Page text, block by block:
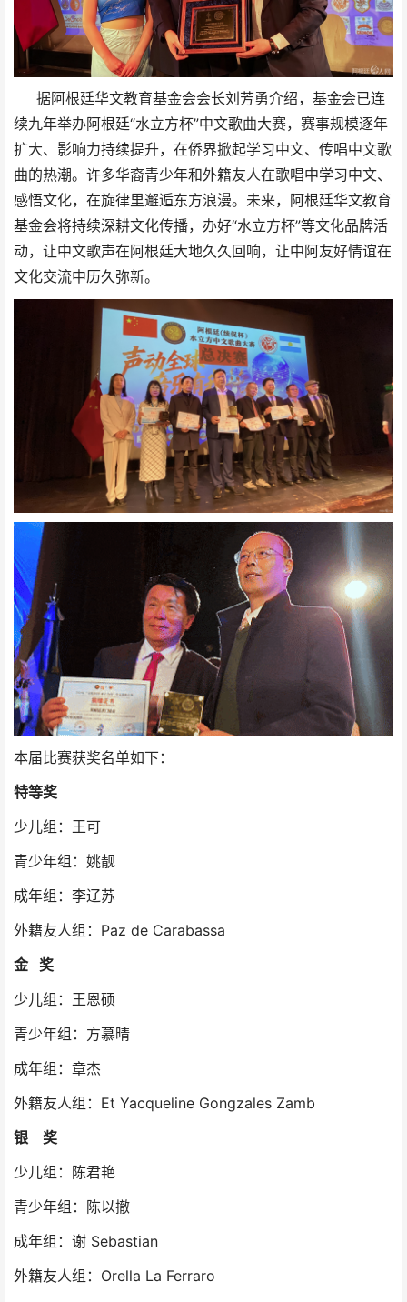
据阿根廷华文教育基金会会长刘芳勇介绍，基金会已连
续九年举办阿根廷“水立方杯”中文歌曲大赛，赛事规模逐年
扩大、影响力持续提升，在侨界掀起学习中文、传唱中文歌
曲的热潮。许多华裔青少年和外籍友人在歌唱中学习中文、
感悟文化，在旋律里邂逅东方浪漫。未来，阿根廷华文教育
基金会将持续深耕文化传播，办好“水立方杯”等文化品牌活
动，让中文歌声在阿根廷大地久久回响，让中阿友好情谊在
文化交流中历久弥新。
本届比赛获奖名单如下：
特等奖
少儿组：王可
青少年组：姚靓
成年组：李辽苏
外籍友人组：Paz de Carabassa
金 奖
少儿组：王恩硕
青少年组：方慕晴
成年组：章杰
外籍友人组：Et Yacqueline Gongzales Zamb
银 奖
少儿组：陈君艳
青少年组：陈以撤
成年组：谢 Sebastian
外籍友人组：Orella La Ferraro